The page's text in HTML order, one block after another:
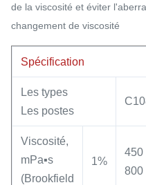
de la viscosité et éviter
changement de viscosité
Spécification
Les types
Les postes
Viscosité,
mPa▪s
(Brookfield
1%
450
800